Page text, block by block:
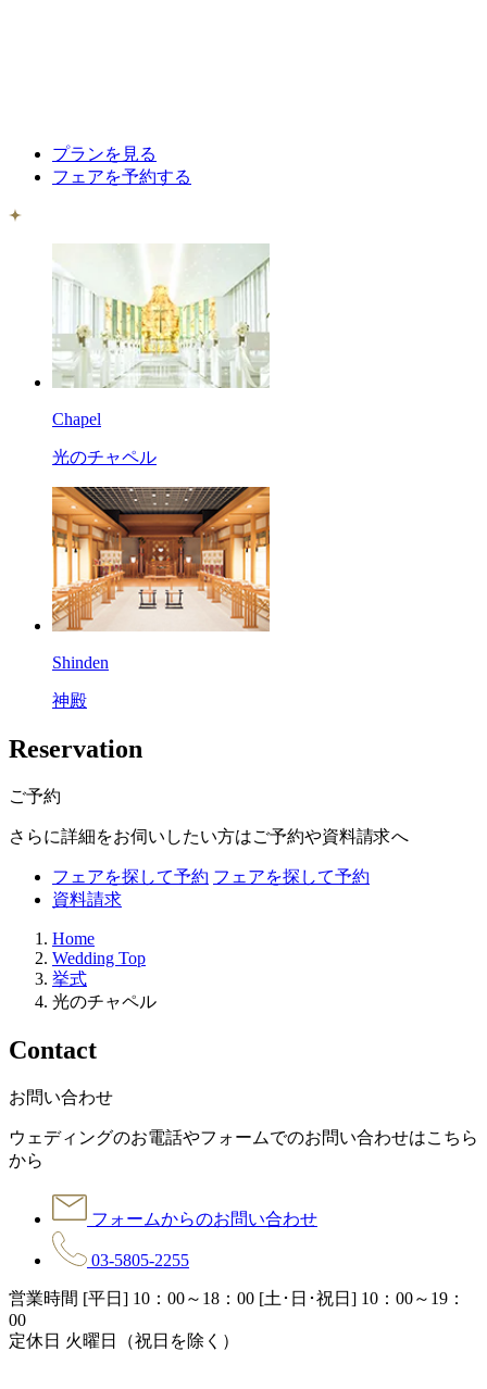
プランを見る
フェアを予約する
Chapel
光のチャペル
Shinden
神殿
Reservation
ご予約
さらに詳細をお伺いしたい方はご予約や資料請求へ
フェアを探して予約 フェアを探して予約
資料請求
Home
Wedding Top
挙式
光のチャペル
Contact
お問い合わせ
ウェディングのお電話やフォームでのお問い合わせはこちら
から
フォームからのお問い合わせ
03-5805-2255
営業時間 [平日] 10：00～18：00 [土･日･祝日] 10：00～19：
00
定休日 火曜日（祝日を除く）